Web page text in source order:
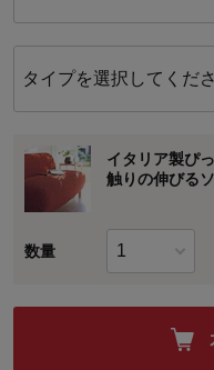
タイプを選択してくだ
イタリア製ぴ
触りの伸びる
数量